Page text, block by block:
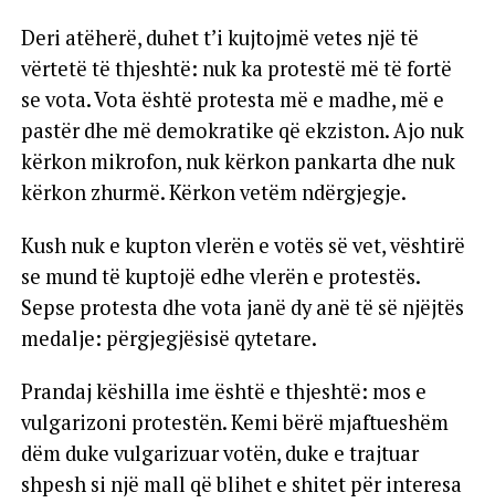
Deri atëherë, duhet t’i kujtojmë vetes një të
vërtetë të thjeshtë: nuk ka protestë më të fortë
se vota. Vota është protesta më e madhe, më e
pastër dhe më demokratike që ekziston. Ajo nuk
kërkon mikrofon, nuk kërkon pankarta dhe nuk
kërkon zhurmë. Kërkon vetëm ndërgjegje.
Kush nuk e kupton vlerën e votës së vet, vështirë
se mund të kuptojë edhe vlerën e protestës.
Sepse protesta dhe vota janë dy anë të së njëjtës
medalje: përgjegjësisë qytetare.
Prandaj këshilla ime është e thjeshtë: mos e
vulgarizoni protestën. Kemi bërë mjaftueshëm
dëm duke vulgarizuar votën, duke e trajtuar
shpesh si një mall që blihet e shitet për interesa